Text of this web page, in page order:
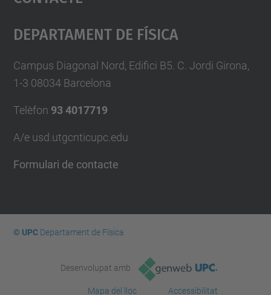
Departament De Física
Campus Diagonal Nord, Edifici B5. C. Jordi Girona,
1-3 08034 Barcelona
Telèfon 93 4017719
A/e usd.utgcnticupc.edu
Formulari de contacte
© UPCDepartament de Física
Desenvolupat amb
Mapa del lloc
Accessibilitat